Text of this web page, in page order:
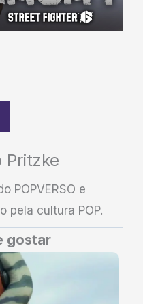
Pritzke
POPVERSO e
pela cultura POP.
gostar